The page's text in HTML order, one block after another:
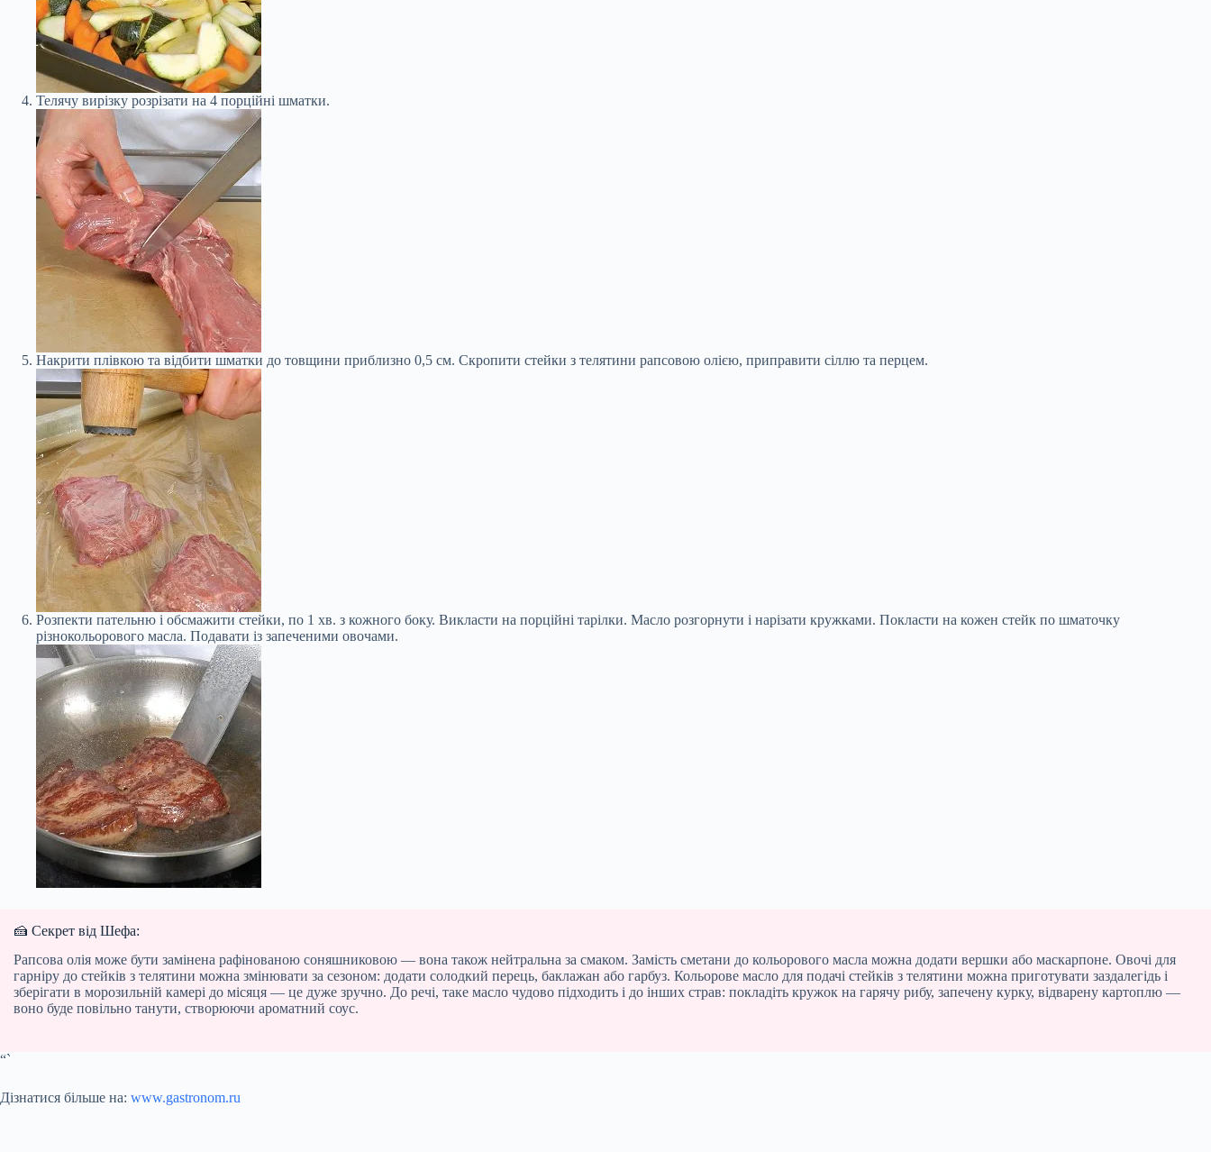
Телячу вирізку розрізати на 4 порційні шматки.
Накрити плівкою та відбити шматки до товщини приблизно 0,5 см. Скропити стейки з телятини рапсовою олією, приправити сіллю та перцем.
Розпекти пательню і обсмажити стейки, по 1 хв. з кожного боку. Викласти на порційні тарілки. Масло розгорнути і нарізати кружками. Покласти на кожен стейк по шматочку
різнокольорового масла. Подавати із запеченими овочами.
🍰 Секрет від Шефа:
Рапсова олія може бути замінена рафінованою соняшниковою — вона також нейтральна за смаком. Замість сметани до кольорового масла можна додати вершки або маскарпоне. Овочі для
гарніру до стейків з телятини можна змінювати за сезоном: додати солодкий перець, баклажан або гарбуз. Кольорове масло для подачі стейків з телятини можна приготувати заздалегідь і
зберігати в морозильній камері до місяця — це дуже зручно. До речі, таке масло чудово підходить і до інших страв: покладіть кружок на гарячу рибу, запечену курку, відварену картоплю —
воно буде повільно танути, створюючи ароматний соус.
“`
Дізнатися більше на: www.gastronom.ru